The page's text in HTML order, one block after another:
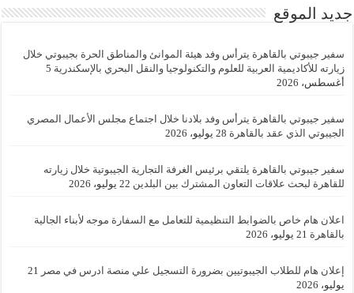
جديد الموقع
سفير جيبوتي بالقاهرة يترأس وفد هيئة الموانئ والمناطق الحرة بجيبوتي خلال
زيارته للأكاديمية العربية للعلوم والتكنولوجيا والنقل البحري بالإسكندرية 5
أغسطس، 2026
سفير جيبوتي بالقاهرة يترأس وفد بلادنا خلال اجتماع مجلس الأعمال المصري
الجيبوتي الذي عقد بالقاهرة 28 يوليو، 2026
سفير جيبوتي بالقاهرة يلتقي برئيس الغرفة التجارية الجيبوتية خلال زيارته
للقاهرة لبحث علاقات التعاون المشترك بين البلدين 22 يوليو، 2026
اعلان هام خاص بالضوابط التنظيمية للتعامل مع السفارة موجه لأبناء الجالية
بالقاهرة 21 يوليو، 2026
إعلان هام للطلاب الجيبوتيين بضرورة التسجيل علي منصة ادرس في مصر
21
يوليو، 2026